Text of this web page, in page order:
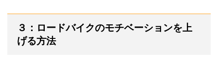
３：ロードバイクのモチベーションを上
げる方法